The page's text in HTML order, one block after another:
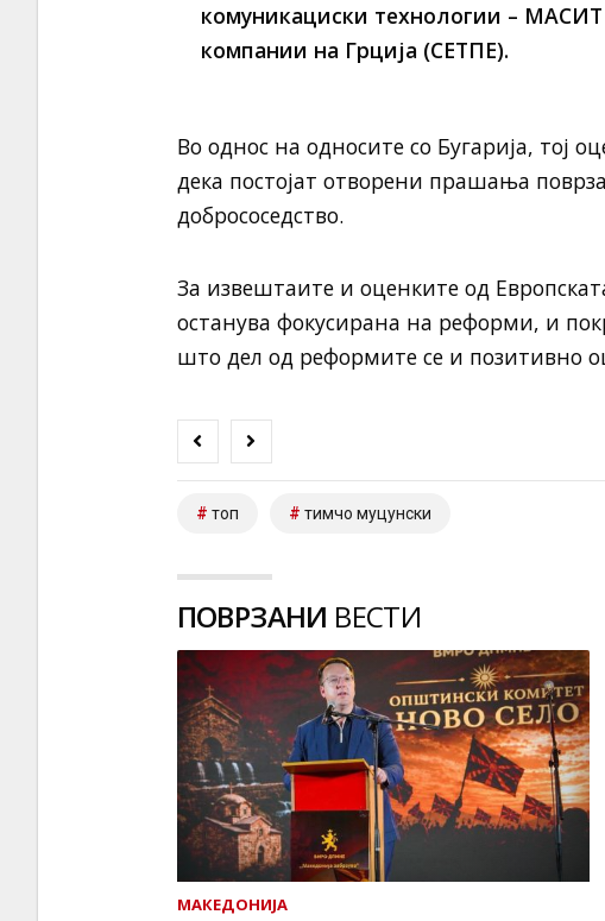
комуникациски технологии –
компании на Грција (СЕТПЕ).
Во однос на односите со Бугарија, тој
дека постојат отворени прашања
добрососедство.
За извештаите и оценките од
останува фокусирана на реформи, и
што дел од реформите се и позитивно
топ тимчо муцунски
ПОВРЗАНИ ВЕСТИ
МАКЕДОНИЈА